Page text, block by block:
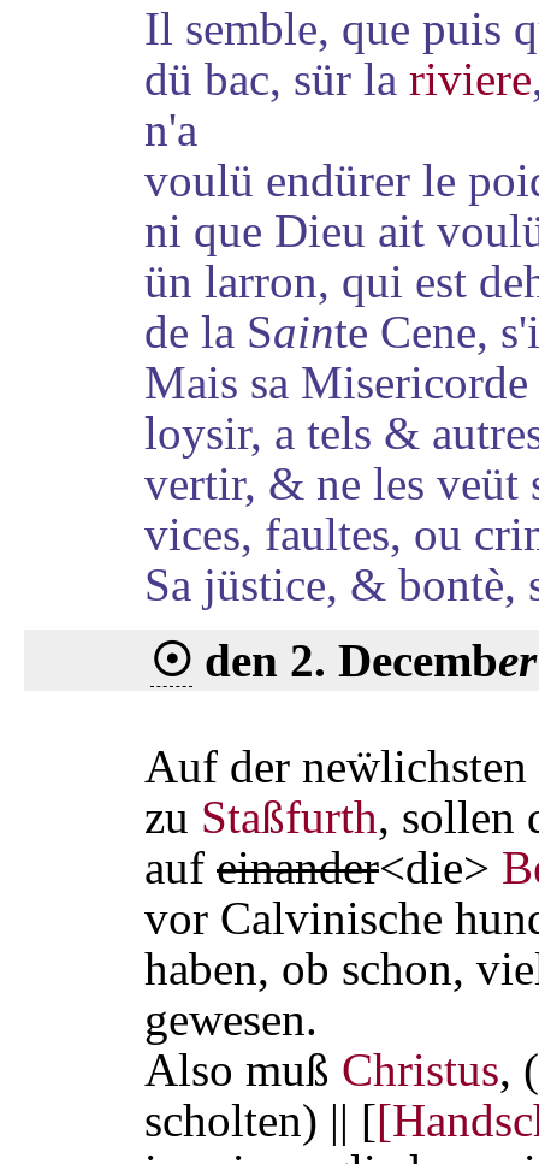
Il semble, que puis
dü bac, sür la riviere
n'a
voulü endürer le
ni que Dieu ait
ün larron, qui est
de la Sainte Cene,
Mais sa Misericorde
loysir, a tels &
vertir, & ne les veüt
vices, faultes, ou
Sa jüstice, & bontè,
☉ den 2. December
Auf der
zu Staßfurth, sollen
auf einander<die>
vor Calvinische
haben, ob schon,
gewesen.
Also muß Christus,
scholten) || [